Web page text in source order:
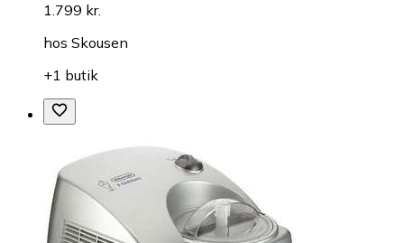
1.799 kr.
hos Skousen
+1 butik